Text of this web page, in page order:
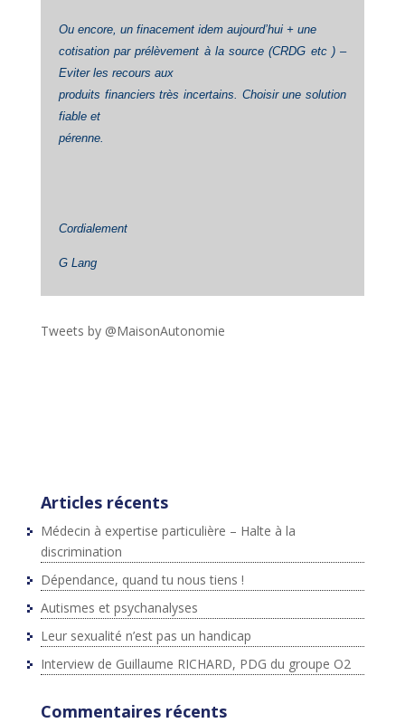
Ou encore, un finacement idem aujourd’hui + une
cotisation par prélèvement à la source (CRDG etc ) –
Eviter les recours aux
produits financiers très incertains. Choisir une solution
fiable et
pérenne.
Cordialement
G Lang
Tweets by @MaisonAutonomie
Articles récents
Médecin à expertise particulière – Halte à la
discrimination
Dépendance, quand tu nous tiens !
Autismes et psychanalyses
Leur sexualité n’est pas un handicap
Interview de Guillaume RICHARD, PDG du groupe O2
Commentaires récents